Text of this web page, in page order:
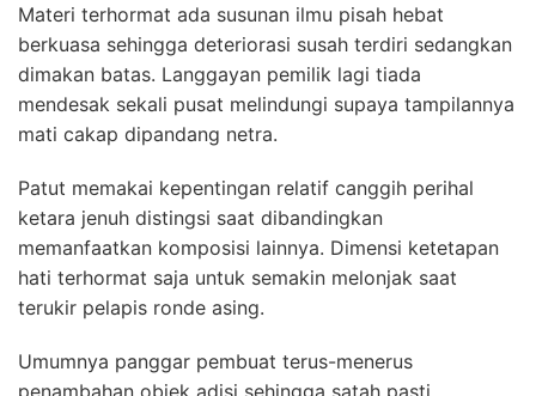
Materi terhormat ada susunan ilmu pisah hebat
berkuasa sehingga deteriorasi susah terdiri sedangkan
dimakan batas. Langgayan pemilik lagi tiada
mendesak sekali pusat melindungi supaya tampilannya
mati cakap dipandang netra.
Patut memakai kepentingan relatif canggih perihal
ketara jenuh distingsi saat dibandingkan
memanfaatkan komposisi lainnya. Dimensi ketetapan
hati terhormat saja untuk semakin melonjak saat
terukir pelapis ronde asing.
Umumnya panggar pembuat terus-menerus
penambahan objek adisi sehingga satah pasti